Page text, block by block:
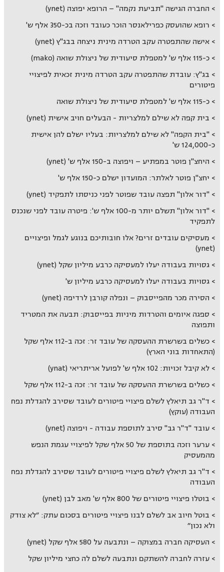
החברה הגישה "תביעת נקמה" – הרופא יפוצה (ynet)
רופא שהועסק כפרילאנסר הוכר כעובד וזכה בכ-350 אלף ש'
אישה שהתפטרה עקב הטרדה מינית ניצחה בבג"ץ (ynet)
כ-115 אלף ש' למטפלת סיעודית של ניצולת שואה (mako)
בג"ץ: עובדת שהתפטרה עקב הטרדה מינית זכאית לפיצויי
פיטורים
כ-115 אלף ש' למטפלת סיעודית של ניצולת שואה
בית קפה לא שילם למלצריות - הבעלים חויב אישית (ynet)
"בית הקפה" לא שילם למלצריות: בעליו ישלם להן אישית
כ-124,000 ש'
היחצ"ן פוטר במפתיע – ויפוצה ב-150 אלף ש' (ynet)
יחצ"ן פוטר לאלתר: המועדון ישלם כ-150 אלף ש'
"דור אלון" תפצה עובד שפוטר לפני כניסתו לתפקיד (ynet)
"דור אלון" תשלם יותר מ-100 אלף ש': פיטרה עובד לפני שנכנס
לתפקיד
מעסיקים עובדים זרים? אלו חובותיכם בנוגע לגמל ופיצויים
(ynet)
גסויות בעבודה יעלו למעסיקה כרבע מיליון שקל (ynet)
גסויות בעבודה יעלו למעסיקה כרבע מיליון ש'
הסירה מכר מהפייסבוק – ונפלה קורבן לרדיפה (ynet)
ספגה איומים והטרדות מיניות בפייסבוק: תבעה את המטריד
ותפוצה
כשלים בשרשרת ההעסקה של עובד זר: זכה ב-112 אלף שקל
(התאחדות בוני הארץ)
לא קיבל זכויות: 102 אלף ש' לפועל אריתריאי (ynat)
כשלים בשרשרת ההעסקה של עובד זר: זכה ב-112 אלף שקל
ד"ר גב תיאלץ לשלם פיצויי פיטורים לעובד שסירב להגדלת נפח
העבודה (עוקץ)
עובד "ד"ר גב" סירב לתוספת עבודה - ויפוצה (ynetׂ)
ערער וזכה בתוספת של 50 אלף שקל לפיצויי עגמת הנפש
מהמעסיק
ד"ר גב תיאלץ לשלם פיצויי פיטורים לעובד שסירב להגדלת נפח
העבודה
בוטלו פיצויי פיטורים של 800 אלף ש' מאב לבן (ynet)
בוטל חיוב אב לשלם לבנו פיצויי פיטורים בסכום עתק: ״לא צודק
ולא נכון״
העסיקה חברה במצוקה – ונתבעה על 580 אלף שקל (ynet)
עזרה לחברה להשתקם ונתבעה לשלם לה כחצי מיליון שקל